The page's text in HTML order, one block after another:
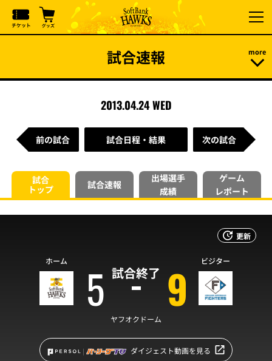
試合速報
2013.04.24 WED
前の試合 試合日程・結果 次の試合
試合
トップ
試合速報
出場選手
成績
ゲーム
レポート
更新
試合終了
ホーム 5 9 ビジター
ヤフオクドーム
ダイジェスト動画を見る